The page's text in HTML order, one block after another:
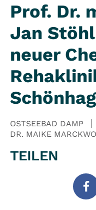
Prof. Dr.
Jan
neuer
OSTSEEBAD DAMP
DR. MAIKE
TEILEN